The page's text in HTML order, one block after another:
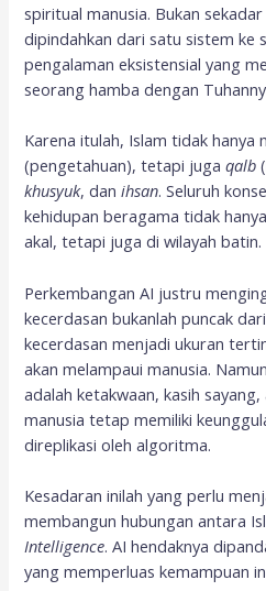
spiritual manusia. Bukan
dipindahkan dari satu sistem ke
pengalaman eksistensial yang
seorang hamba dengan
Karena itulah, Islam tidak hanya
(pengetahuan), tetapi jugaqalb
khusyuk, danihsan. Seluruh
kehidupan beragama tidak
akal, tetapi juga di wilayah batin.
Perkembangan AI justru
kecerdasan bukanlah puncak
kecerdasan menjadi ukuran
akan melampaui manusia.
adalah ketakwaan, kasih
manusia tetap memiliki
direplikasi oleh algoritma.
Kesadaran inilah yang perlu
membangun hubungan antara
Intelligence. AI hendaknya
yang memperluas kemampuan